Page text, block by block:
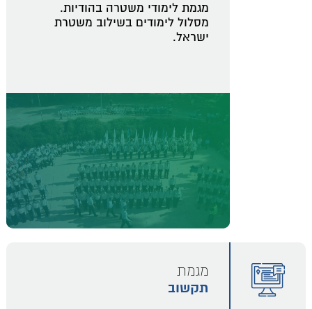
מגמת לימודי משטרה בהודיות.
מסלול לימודים בשילוב משטרת
ישראל.
מגמת
תקשוב